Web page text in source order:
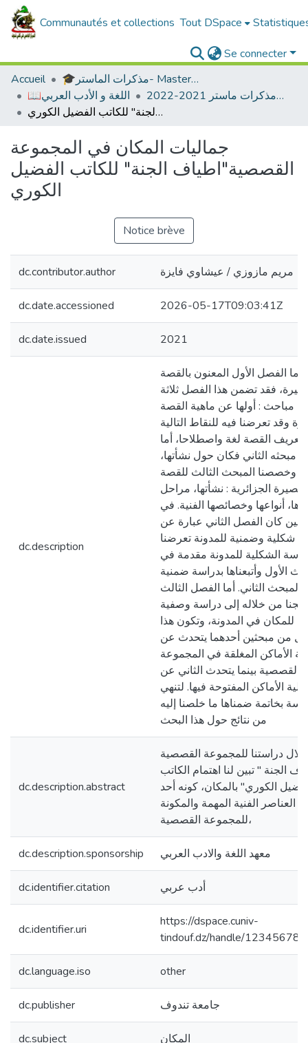
Communautés et collections Tout DSpace
Se connecter
Accueil
🎓مذكرات الماستر- Master's Theses
📖اللغة و الأدب العربي
ادب عربي -مذكرات ماستر 2021-2022
جماليات المكان في المجموعة القصصية"اطياف الجنة" للكاتب الفضيل الكوري
جماليات المكان في المجموعة
القصصية"اطياف الجنة" للكاتب الفضيل
الكوري
Notice brève
dc.contributor.author مريم مازوزي / عيشاوي فايزة
dc.date.accessioned 2026-05-17T09:03:41Z
dc.date.issued 2021
dc.description
ما الفصل الأول المعنون بالقصة
فقد تضمن هذا الفصل ثلاثة
مباحث : أولها عن ماهية القصة
وقد تعرضنا فيه للنقاط التالية
: تعريف القصة لغة واصطلاحا، أما
مبحثه الثاني فكان حول نشأتها،
وخصصنا المبحث الثالث للقصة
الجزائرية : نشأتها، مراحل
أنواعها وخصائصها الفنية. في
حين كان الفصل الثاني عبارة عن
شكلية وضمنية للمدونة تعرضنا
الشكلية للمدونة مقدمة في
الأول وأتبعناها بدراسة ضمنية
الثاني. أما الفصل الثالث
من خلاله إلى دراسة وصفية
للمكان في المدونة، وتكون هذا
من مبحثين أحدهما يتحدث عن
الأماكن المغلقة في المجموعة
القصصية بينما يتحدث الثاني عن
الأماكن المفتوحة فيها. لتنهي
بخاتمة ضمناها ما خلصنا إليه
من نتائج حول هذا البحث
dc.description.abstract
دراستنا للمجموعة القصصية
الجنة " تبين لنا اهتمام الكاتب
الكوري" بالمكان، كونه أحد
العناصر الفنية المهمة والمكونة
للمجموعة القصصية،
dc.description.sponsorship معهد اللغة والادب العربي
dc.identifier.citation أدب عربي
dc.identifier.uri
https://dspace.cuniv-
tindouf.dz/handle/
dc.language.iso other
dc.publisher جامعة تندوف
dc.subject المكان